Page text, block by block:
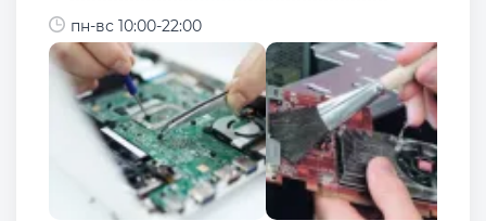
пн-вс 10:00-22:00